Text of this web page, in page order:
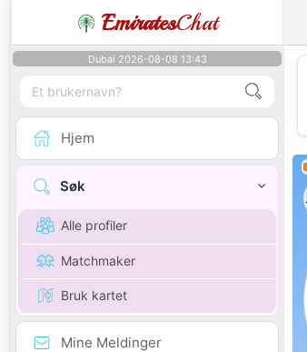
EmiratesChat
Dubai 2026-08-08 13:43
Hjem
Søk
Alle profiler
Matchmaker
Bruk kartet
Mine Meldinger